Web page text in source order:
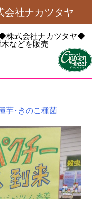
会社ナカツタヤ
株式会社ナカツタヤ◆
などを販売
芋･きのこ種菌